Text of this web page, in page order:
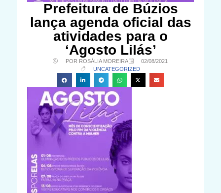
Prefeitura de Búzios
lança agenda oficial das
atividades para o
‘Agosto Lilás’
POR ROSÁLIA MOREIRA
02/08/2021
UNCATEGORIZED